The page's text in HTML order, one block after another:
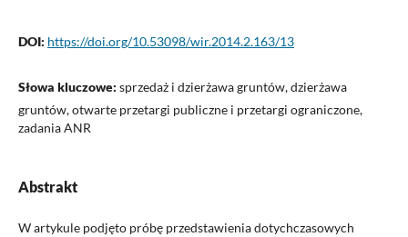
DOI: https://doi.org/10.53098/wir.2014.2.163/13
Słowa kluczowe: sprzedaż i dzierżawa gruntów, dzierżawa
gruntów, otwarte przetargi publiczne i przetargi ograniczone,
zadania ANR
Abstrakt
W artykule podjęto próbę przedstawienia dotychczasowych